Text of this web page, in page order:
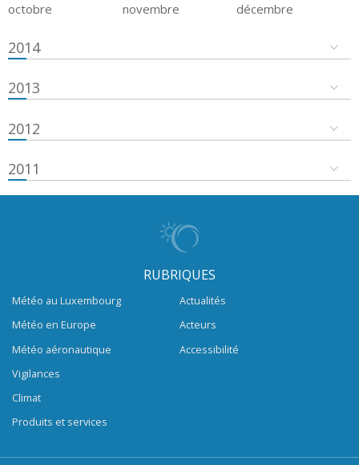
octobre
novembre décembre
2014
2013
2012
2011
RUBRIQUES
Météo au Luxembourg
Météo en Europe
Météo aéronautique
Vigilances
Climat
Produits et services
Actualités
Acteurs
Accessibilité